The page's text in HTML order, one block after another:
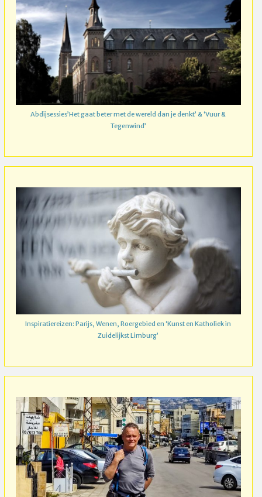
Abdijsessies’Het gaat beter met de wereld dan je denkt’ & ‘Vuur &
Tegenwind’
Inspiratiereizen: Parijs, Wenen, Roergebied en ‘Kunst en Katholiek in
Zuidelijkst Limburg’